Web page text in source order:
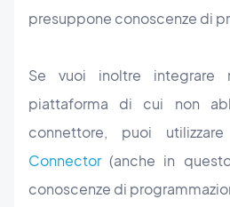
presuppone conoscenze di
Se vuoi inoltre integrare
piattaforma di cui non
connettore, puoi
Connector(anche in
conoscenze di